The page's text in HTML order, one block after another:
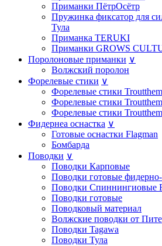
Приманки ПётрОсётр
Пружинка фиксатор для
Тула
Приманка TERUKI
Приманки GROWS
Поролоновые приманки ∨
Волжский поролон
Форелевые стики ∨
Форелевые стики
Форелевые стики
Форелевые стики
Фидернеа оснастка ∨
Готовые оснастки Flagman
Бомбарда
Поводки ∨
Поводки Карповые
Поводки готовые
Поводки Спиннингиовые
Поводки готовые
Поводковый материал
Волжские поводки от
Поводки Tagawa
Поводки Тула